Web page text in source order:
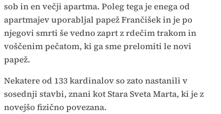
sob in en večji apartma. Poleg tega je enega od
apartmajev uporabljal papež Frančišek in je po
njegovi smrti še vedno zaprt z rdečim trakom in
voščenim pečatom, ki ga sme prelomiti le novi
papež.
Nekatere od 133 kardinalov so zato nastanili v
sosednji stavbi, znani kot Stara Sveta Marta, ki je z
novejšo fizično povezana.